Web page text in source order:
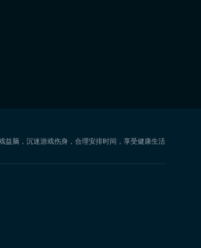
益脑，沉迷游戏伤身，合理安排时间，享受健康生活